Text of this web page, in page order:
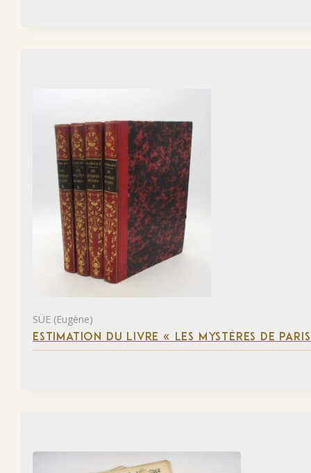
SÜE (Eugène)
ESTIMATION DU LIVRE « LES MYSTÈRES DE